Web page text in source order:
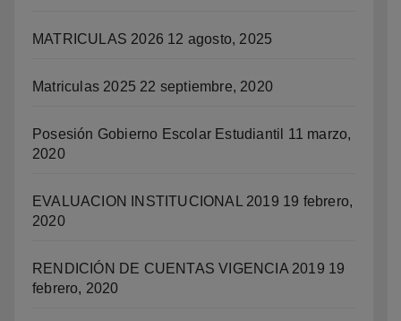
MATRICULAS 2026 12 agosto, 2025
Matriculas 2025 22 septiembre, 2020
Posesión Gobierno Escolar Estudiantil
11 marzo,
2020
EVALUACION INSTITUCIONAL 2019 19 febrero,
2020
RENDICIÓN DE CUENTAS VIGENCIA 2019 19
febrero, 2020